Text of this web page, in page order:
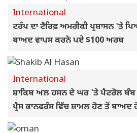
International
ਟਰੰਪ ਦਾ ਟੈਰਿਫ਼ ਅਮਰੀਕੀ ਪ੍ਰਸ਼ਾਸਨ 'ਤੇ
ਬਾਅਦ ਵਾਪਸ ਕਰਨੇ ਪਏ $100 ਅਰਬ
International
ਸ਼ਾਕਿਬ ਅਲ ਹਸਨ ਦੇ ਘਰ 'ਤੇ ਪੈਟਰੋਲ ਬੰਬ
ਪ੍ਰੈਸ ਕਾਨਫਰੰਸ ਵਿੱਚ ਸ਼ਾਮਲ ਹੋਣ ਤੋਂ